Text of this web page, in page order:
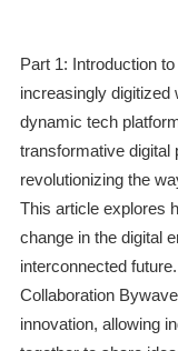
Part 1: Introduction
increasingly digitized
dynamic tech
transformative digital
revolutionizing the
This article explores
change in the digital
interconnected
Collaboration
innovation, allowing